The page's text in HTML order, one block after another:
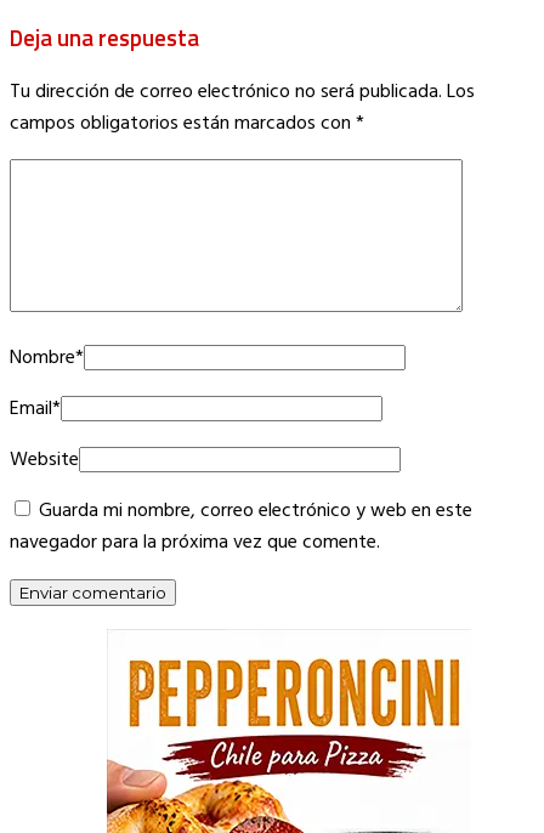
Deja una respuesta
Tu dirección de correo electrónico no será publicada.Los
campos obligatorios están marcados con*
Nombre*
Email*
Website
Guarda mi nombre, correo electrónico y web en este
navegador para la próxima vez que comente.